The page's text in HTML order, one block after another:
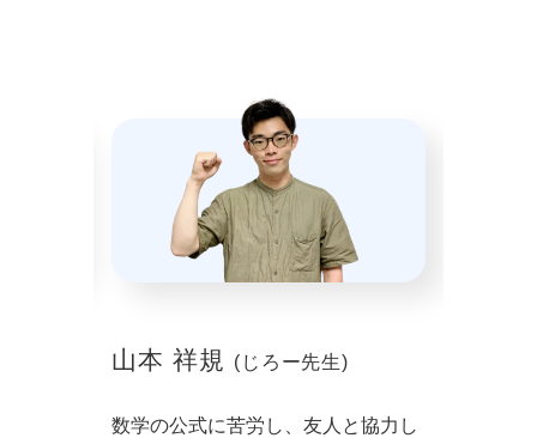
山本 祥規 (じろー先生)
数学の公式に苦労し、友人と協力し